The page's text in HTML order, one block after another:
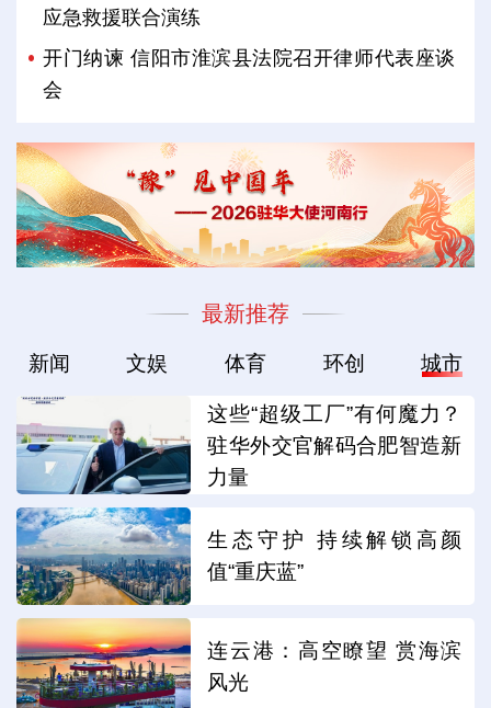
应急救援联合演练
开门纳谏 信阳市淮滨县法院召开律师代表座谈
会
最新推荐
新闻 文娱 体育 环创 城市
这些“超级工厂”有何魔力？
驻华外交官解码合肥智造新
力量
生态守护 持续解锁高颜
值“重庆蓝”
连云港：高空瞭望 赏海滨
风光